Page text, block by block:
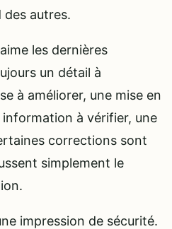
des autres.
les dernières
un détail à
à améliorer, une mise en
à vérifier, une
corrections sont
simplement le
impression de sécurité.